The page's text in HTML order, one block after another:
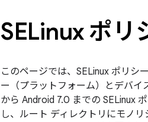
SELinux ポリ
このページでは、SELinux ポリシ
ー（プラットフォーム）とデバ
から Android 7.0 までの SELinux
し、ルート ディレクトリにモノ